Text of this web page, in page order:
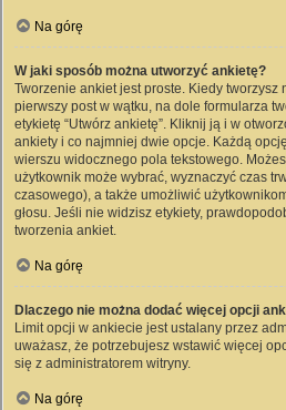
Na górę
W jaki sposób można utworzyć ankietę?
Tworzenie ankiet jest proste. Kiedy tworzysz
pierwszy post w wątku, na dole formularza
etykietę “Utwórz ankietę”. Kliknij ją i w
ankiety i co najmniej dwie opcje. Każdą
wierszu widocznego pola tekstowego.
użytkownik może wybrać, wyznaczyć czas
czasowego), a także umożliwić
głosu. Jeśli nie widzisz etykiety,
tworzenia ankiet.
Na górę
Dlaczego nie można dodać więcej opcji
Limit opcji w ankiecie jest ustalany przez
uważasz, że potrzebujesz wstawić więcej
się z administratorem witryny.
Na górę